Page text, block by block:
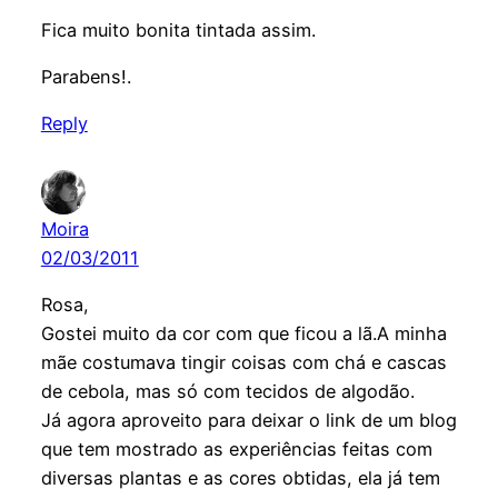
Fica muito bonita tintada assim.
Parabens!.
Reply
Moira
02/03/2011
Rosa,
Gostei muito da cor com que ficou a lã.A minha
mãe costumava tingir coisas com chá e cascas
de cebola, mas só com tecidos de algodão.
Já agora aproveito para deixar o link de um blog
que tem mostrado as experiências feitas com
diversas plantas e as cores obtidas, ela já tem